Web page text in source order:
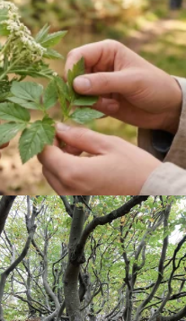
"Ausstellung